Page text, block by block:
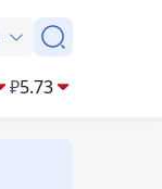
₽5.73